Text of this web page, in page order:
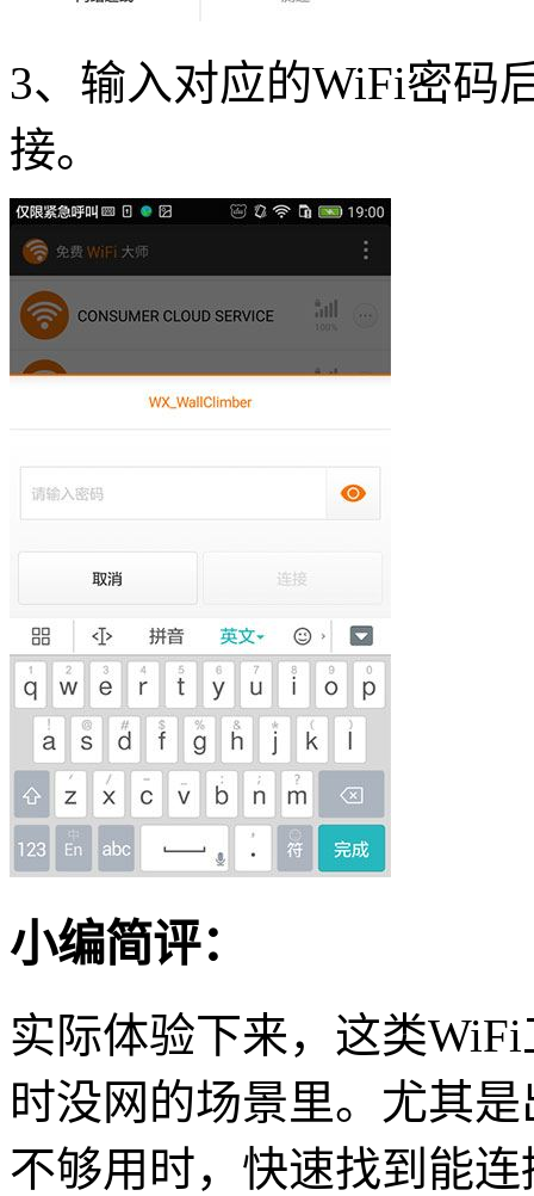
3、输入对应的WiFi密码
接。
小编简评：
实际体验下来，这类
时没网的场景里。尤其
不够用时，快速找到能